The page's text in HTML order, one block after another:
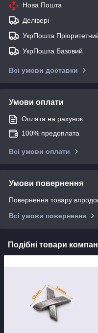
Нова Пошта
Делівері
УкрПошта
УкрПошта Базовий
Всі умови доставки
Умови оплати
Оплата на рахунок
100% предоплата
Всі умови оплати
Умови повернення
Повернення товару
Всі умови повернення
Подібні товари